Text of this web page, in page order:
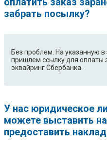
забрать посылку?
Без проблем. На указанную
пришлем ссылку для оплаты
эквайринг Сбербанка.
У нас юридическое
можете выставить
предоставить